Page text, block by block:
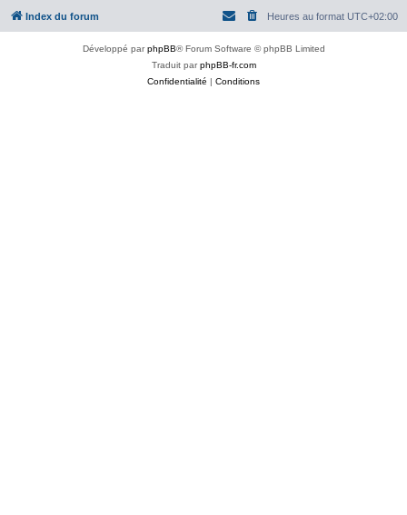
Index du forum Heures au format UTC+02:00
Développé parphpBB® Forum Software © phpBB Limited
Traduit parphpBB-fr.com
Confidentialité | Conditions